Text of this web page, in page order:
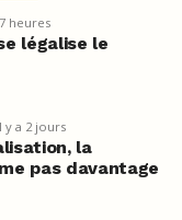
heures
légalise le
y a 2 jours
la
pas davantage